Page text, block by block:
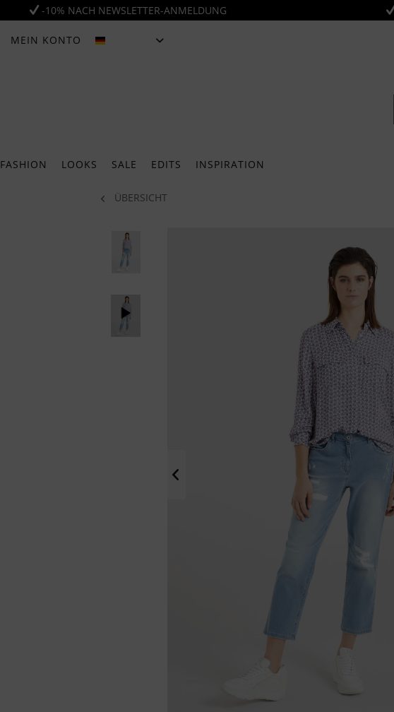
-10% NACH NEWSLETTER-ANMELDUNG
MEIN KONTO
FASHION LOOKS SALE EDITS INSPIRATION
ÜBERSICHT